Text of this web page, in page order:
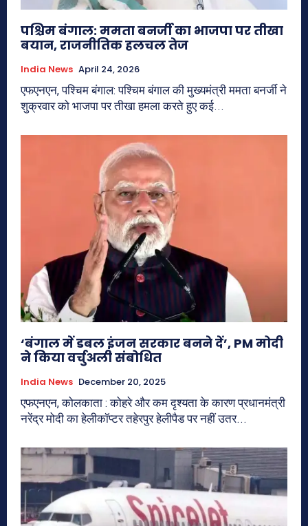
पश्चिम बंगाल: ममता बनर्जी का भाजपा पर तीखा
बयान, राजनीतिक हलचल तेज
India News April 24, 2026
एफएनएन, पश्चिम बंगाल: पश्चिम बंगाल की मुख्यमंत्री ममता बनर्जी ने
शुक्रवार को भाजपा पर तीखा हमला करते हुए कई...
‘बंगाल में डबल इंजन सरकार बनने दें’, PM मोदी
ने किया वर्चुअली संबोधित
India News December 20, 2025
एफएनएन, कोलकाता : कोहरे और कम दृश्यता के कारण प्रधानमंत्री
नरेंद्र मोदी का हेलीकॉप्टर तहेरपुर हेलीपैड पर नहीं उतर...